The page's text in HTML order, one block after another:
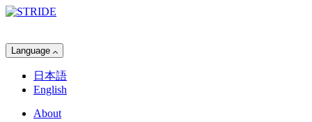
Language
日本語
English
About